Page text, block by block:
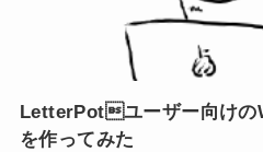
LetterPotユーザー向けの
を作ってみた